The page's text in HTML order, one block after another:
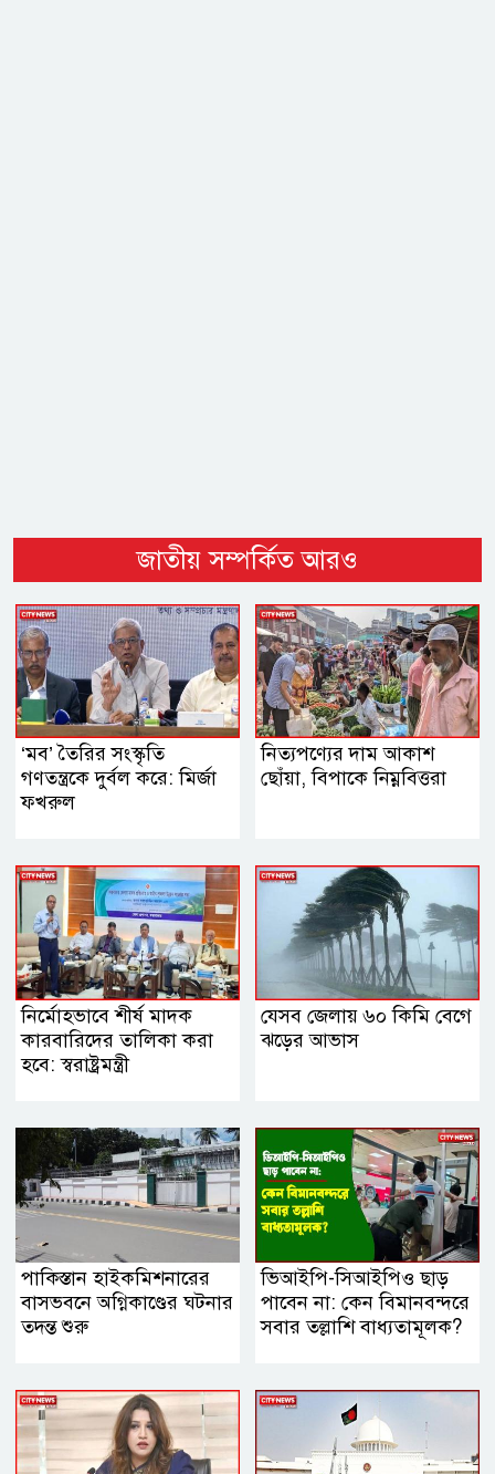
জাতীয় সম্পর্কিত আরও
‘মব’ তৈরির সংস্কৃতি
গণতন্ত্রকে দুর্বল করে: মির্জা
ফখরুল
নিত্যপণ্যের দাম আকাশ
ছোঁয়া, বিপাকে নিম্নবিত্তরা
নির্মোহভাবে শীর্ষ মাদক
কারবারিদের তালিকা করা
হবে: স্বরাষ্ট্রমন্ত্রী
যেসব জেলায় ৬০ কিমি বেগে
ঝড়ের আভাস
পাকিস্তান হাইকমিশনারের
বাসভবনে অগ্নিকাণ্ডের ঘটনার
তদন্ত শুরু
ভিআইপি-সিআইপিও ছাড়
পাবেন না: কেন বিমানবন্দরে
সবার তল্লাশি বাধ্যতামূলক?